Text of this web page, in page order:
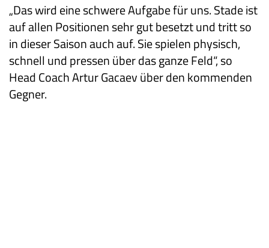
„Das wird eine schwere Aufgabe für uns. Stade ist
auf allen Positionen sehr gut besetzt und tritt so
in dieser Saison auch auf. Sie spielen physisch,
schnell und pressen über das ganze Feld“, so
Head Coach Artur Gacaev über den kommenden
Gegner.